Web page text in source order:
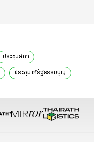
ประชุมสภา
ประชุมแก้รัฐธรรมนูญ
ข่าววันนี้